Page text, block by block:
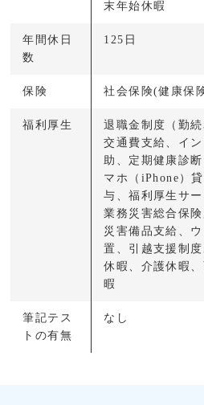
末年始休暇
年間休日
数
125日
保険 社会保険(健康保
福利厚生
退職金制度（勤
交通費支給、イ
助、定期健康診
マホ（iPhone）
与、福利厚生サ
業務災害総合保
災害備品支給、
置、引越支援制
休暇、介護休暇
暇
筆記テス
トの有無
なし